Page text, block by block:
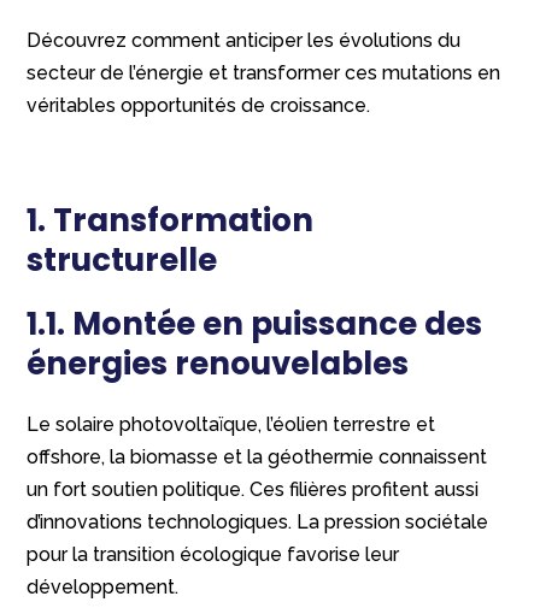
Découvrez comment anticiper les évolutions du
secteur de l’énergie et transformer ces mutations en
véritables opportunités de croissance.
1. Transformation
structurelle
1.1. Montée en puissance des
énergies renouvelables
Le solaire photovoltaïque, l’éolien terrestre et
offshore, la biomasse et la géothermie connaissent
un fort soutien politique. Ces filières profitent aussi
d’innovations technologiques. La pression sociétale
pour la transition écologique favorise leur
développement.